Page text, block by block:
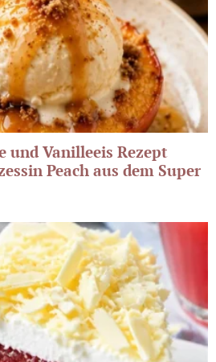
und Vanilleeis Rezept
Peach aus dem Super